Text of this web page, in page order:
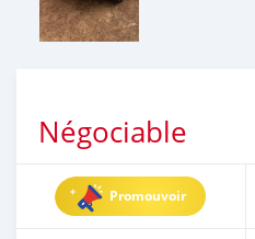
Négociable
Promouvoir